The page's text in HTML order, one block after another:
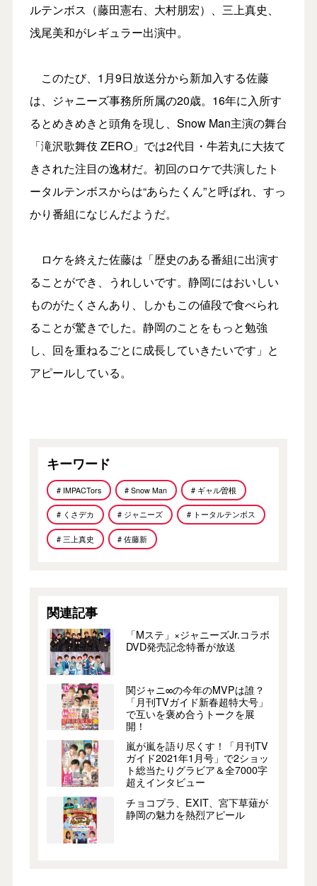
ルテンボス（藤田憲右、大村朋宏）、三上真史、
浅尾美和がレギュラー出演中。
このたび、1月9日放送分から新加入する佐藤
は、ジャニーズ事務所所属の20歳。16年に入所す
るとめきめきと頭角を現し、Snow Man主演の舞台
「滝沢歌舞伎 ZERO」では2代目・牛若丸に大抜て
きされた注目の逸材だ。初回のロケで共演したト
ータルテンボスからは“あらたくん”と呼ばれ、すっ
かり番組になじんだようだ。
ロケを終えた佐藤は「歴史のある番組に出演す
ることができ、うれしいです。静岡にはおいしい
ものがたくさんあり、しかもこの値段で食べられ
ることが驚きでした。静岡のことをもっと勉強
し、回を重ねるごとに成長していきたいです」と
アピールしている。
キーワード
# IMPACTors # Snow Man # ギャル曽根
# くさデカ # ジャニーズ # トータルテンボス
# 三上真史 # 佐藤新
関連記事
「Mステ」×ジャニーズJr.コラボ
DVD発売記念特番が放送
関ジャニ∞の今年のMVPは誰？
「月刊TVガイド新春超特大号」
で互いを褒め合うトークを展
開！
嵐が嵐を語り尽くす！「月刊TV
ガイド2021年1月号」で2ショッ
ト総当たりグラビア＆全7000字
超えインタビュー
チョコプラ、EXIT、宮下草薙が
静岡の魅力を熱烈アピール